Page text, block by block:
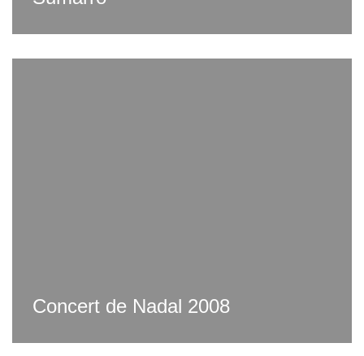
Concert de Nadal 2008